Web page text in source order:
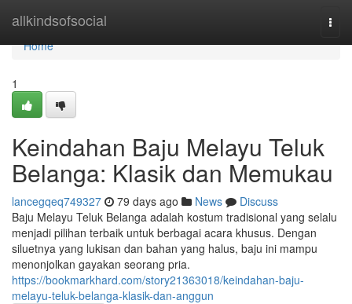
allkindsofsocial
Home
Home
1
Keindahan Baju Melayu Teluk
Belanga: Klasik dan Memukau
lancegqeq749327 79 days ago News
Discuss
Baju Melayu Teluk Belanga adalah kostum tradisional yang selalu
menjadi pilihan terbaik untuk berbagai acara khusus. Dengan
siluetnya yang lukisan dan bahan yang halus, baju ini mampu
menonjolkan gayakan seorang pria.
https://bookmarkhard.com/story21363018/keindahan-baju-
melayu-teluk-belanga-klasik-dan-anggun